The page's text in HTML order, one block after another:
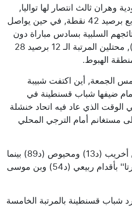
وهران ثالث انتصار لها تواليا,
لترتقي إلى المركز الرابع برصيد 42 نقطة, في حين يواصل
السلبية بسادس مباراة دون
فوز (4 هزائم وتعادلان), محتلين المرتبة الـ 12 برصيد 28
الهبوط.
الجمعة, أين اكتفت شبيبة
أمام ضيفها شباب قسنطينة في
الجولة الـ 26, في الوقت الذي عاد فيه اتحاد خنشلة
مستغانم أمام الترجي المحلي
وسجل للكناري كل من أخريب (د13) ومحيوص (د89) بينما
جاءت أهداف أبناء ''سيرتا'' بأقدام ربيعي (د54) وبن موسى
شباب قسنطينة بالمرتبة الخامسة